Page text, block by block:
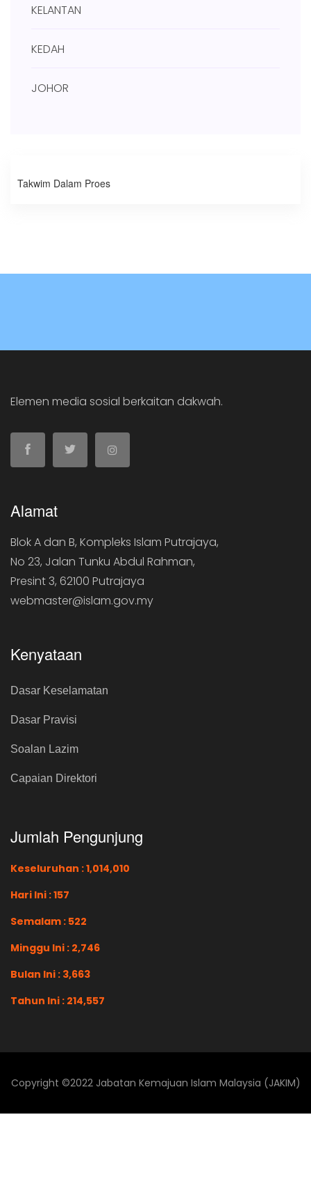
KELANTAN
KEDAH
JOHOR
Takwim Dalam Proes
Elemen media sosial berkaitan dakwah.
Alamat
Blok A dan B, Kompleks Islam Putrajaya,
No 23, Jalan Tunku Abdul Rahman,
Presint 3, 62100 Putrajaya
webmaster@islam.gov.my
Kenyataan
Dasar Keselamatan
Dasar Pravisi
Soalan Lazim
Capaian Direktori
Jumlah Pengunjung
Keseluruhan : 1,014,010
Hari Ini : 157
Semalam : 522
Minggu Ini : 2,746
Bulan Ini : 3,663
Tahun Ini : 214,557
Copyright ©2022 Jabatan Kemajuan Islam Malaysia (JAKIM)